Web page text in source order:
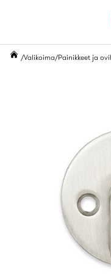
Valikoima Painikkeet ja